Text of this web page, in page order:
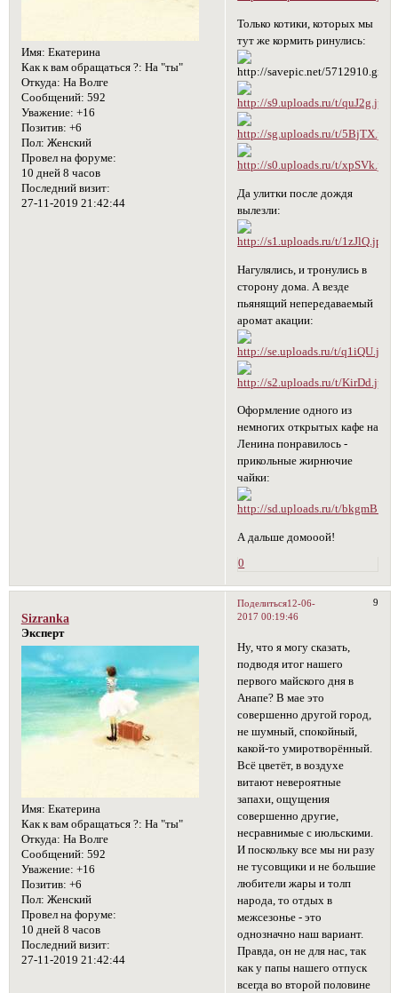
Имя: Екатерина
Как к вам обращаться ?: На "ты"
Откуда: На Волге
Сообщений: 592
Уважение: +16
Позитив: +6
Пол: Женский
Провел на форуме:
10 дней 8 часов
Последний визит:
27-11-2019 21:42:44
Только котики, которых мы
тут же кормить ринулись:
Да улитки после дождя
вылезли:
Нагулялись, и тронулись в
сторону дома. А везде
пьянящий непередаваемый
аромат акации:
Оформление одного из
немногих открытых кафе на
Ленина понравилось -
прикольные жирнючие
чайки:
А дальше домооой!
0
Поделиться 9
12-06-
2017 00:19:46
Sizranka
Эксперт
Имя: Екатерина
Как к вам обращаться ?: На "ты"
Откуда: На Волге
Сообщений: 592
Уважение: +16
Позитив: +6
Пол: Женский
Провел на форуме:
10 дней 8 часов
Последний визит:
27-11-2019 21:42:44
Ну, что я могу сказать,
подводя итог нашего
первого майского дня в
Анапе? В мае это
совершенно другой город,
не шумный, спокойный,
какой-то умиротворённый.
Всё цветёт, в воздухе
витают невероятные
запахи, ощущения
совершенно другие,
несравнимые с июльскими.
И поскольку все мы ни разу
не тусовщики и не большие
любители жары и толп
народа, то отдых в
межсезонье - это
однозначно наш вариант.
Правда, он не для нас, так
как у папы нашего отпуск
всегда во второй половине